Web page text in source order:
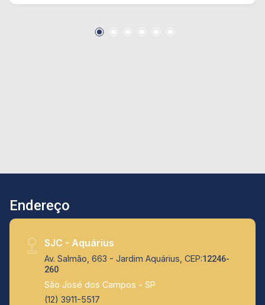
Endereço
SJC - Aquárius
Av. Salmão, 663 - Jardim Aquárius, CEP:12246-
260
São José dos Campos - SP
(12) 3911-5517